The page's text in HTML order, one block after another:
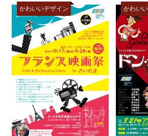
かわいいデザイン かわい